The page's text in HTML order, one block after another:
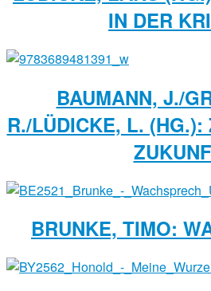
IN DER
BAUMANN, J./
R./LÜDICKE, L. (HG.):
BRUNKE, TIMO: